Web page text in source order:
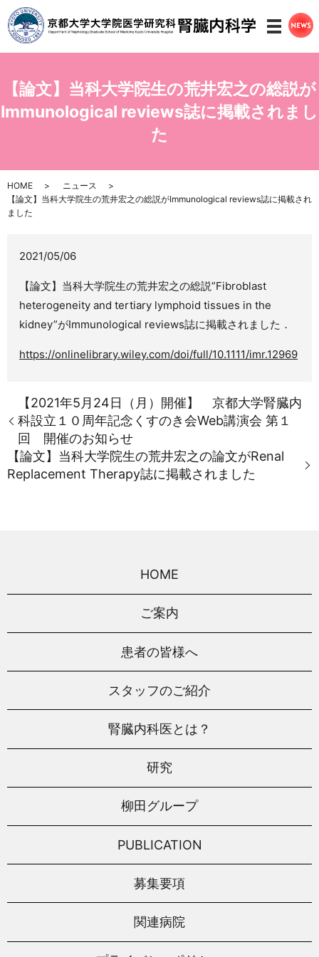
メニ
【論文】当科大学院生の荒井宏之の総説が
Immunological reviews誌に掲載されまし
た
HOME
ニュース
【論文】当科大学院生の荒井宏之の総説がImmunological reviews誌に掲載され
ました
2021/05/06
【論文】当科大学院生の荒井宏之の総説”Fibroblast
heterogeneity and tertiary lymphoid tissues in the
kidney”がImmunological reviews誌に掲載されました．
https://onlinelibrary.wiley.com/doi/full/10.1111/imr.12969
【2021年5月24日（月）開催】 京都大学腎臓内
科設立１０周年記念くすのき会Web講演会 第１
回 開催のお知らせ
【論文】当科大学院生の荒井宏之の論文がRenal
Replacement Therapy誌に掲載されました
HOME
ご案内
患者の皆様へ
スタッフのご紹介
腎臓内科医とは？
研究
柳田グループ
PUBLICATION
募集要項
関連病院